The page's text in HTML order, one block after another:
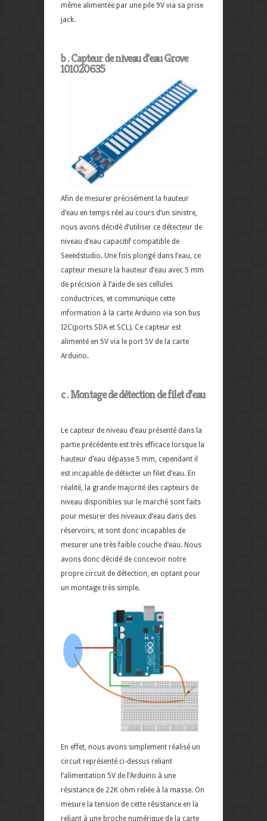
même alimentée par une pile 9V via sa prise
jack.
b . Capteur de niveau d’eau Grove
101020635
Afin de mesurer précisément la hauteur
d’eau en temps réel au cours d’un sinistre,
nous avons décidé d’utiliser ce détecteur de
niveau d’eau capacitif compatible de
Seeedstudio. Une fois plongé dans l’eau, ce
capteur mesure la hauteur d’eau avec 5 mm
de précision à l’aide de ses cellules
conductrices, et communique cette
information à la carte Arduino via son bus
I2C(ports SDA et SCL). Ce capteur est
alimenté en 5V via le port 5V de la carte
Arduino.
c . Montage de détection de filet d’eau
Le capteur de niveau d’eau présenté dans la
partie précédente est très efficace lorsque la
hauteur d’eau dépasse 5 mm, cependant il
est incapable de détecter un filet d’eau. En
réalité, la grande majorité des capteurs de
niveau disponibles sur le marché sont faits
pour mesurer des niveaux d’eau dans des
réservoirs, et sont donc incapables de
mesurer une très faible couche d’eau. Nous
avons donc décidé de concevoir notre
propre circuit de détection, en optant pour
un montage très simple.
En effet, nous avons simplement réalisé un
circuit représenté ci-dessus reliant
l’alimentation 5V de l’Arduino à une
résistance de 22K ohm reliée à la masse. On
mesure la tension de cette résistance en la
reliant à une broche numérique de la carte